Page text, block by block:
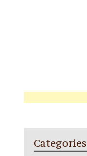
Categories